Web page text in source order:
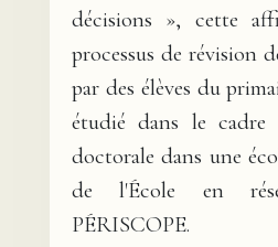
décisions », cette
processus de révision
par des élèves du
étudié dans le cadre
doctorale dans une
de l'École en
PÉRISCOPE.